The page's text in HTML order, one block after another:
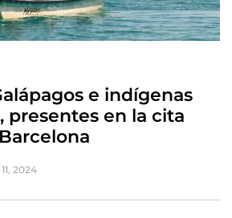
e indígenas
presentes en la cita
2024